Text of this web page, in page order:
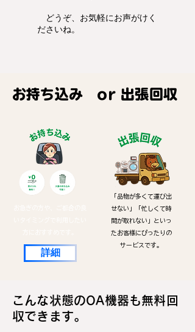
どうぞ、お気軽にお声がけく
ださいね。
​お持ち込み or 出張回収
詳細
「品物が多くて運び出
せない」「忙しくて時
間が取れない」といっ
たお客様にぴったりの
サービスです。
こんな状態のOA機器も無料回
収できます。